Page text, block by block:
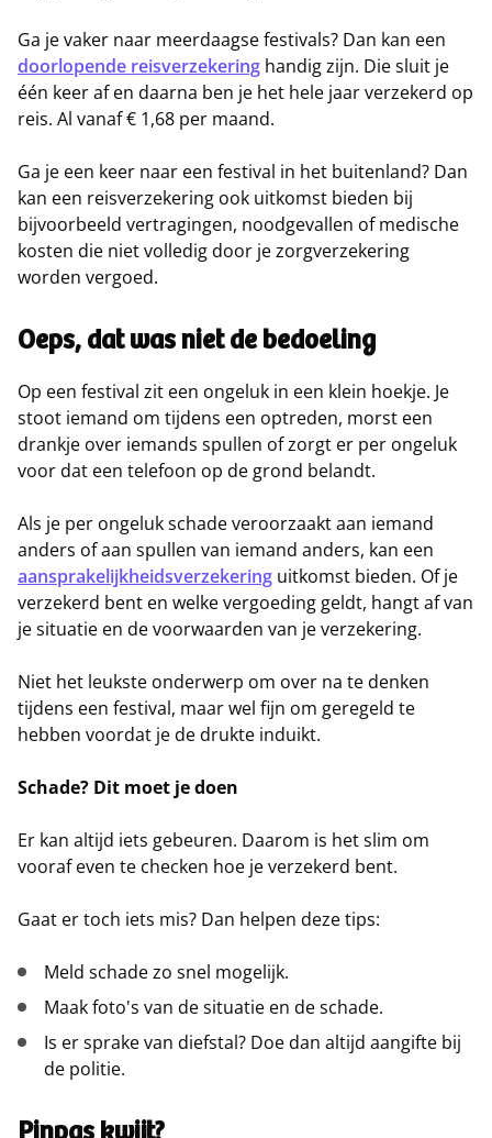
Ga je vaker naar meerdaagse festivals? Dan kan een
doorlopende reisverzekering handig zijn. Die sluit je
één keer af en daarna ben je het hele jaar verzekerd op
reis. Al vanaf € 1,68 per maand.
Ga je een keer naar een festival in het buitenland? Dan
kan een reisverzekering ook uitkomst bieden bij
bijvoorbeeld vertragingen, noodgevallen of medische
kosten die niet volledig door je zorgverzekering
worden vergoed.
Oeps, dat was niet de bedoeling
Op een festival zit een ongeluk in een klein hoekje. Je
stoot iemand om tijdens een optreden, morst een
drankje over iemands spullen of zorgt er per ongeluk
voor dat een telefoon op de grond belandt.
Als je per ongeluk schade veroorzaakt aan iemand
anders of aan spullen van iemand anders, kan een
aansprakelijkheidsverzekering uitkomst bieden. Of je
verzekerd bent en welke vergoeding geldt, hangt af van
je situatie en de voorwaarden van je verzekering.
Niet het leukste onderwerp om over na te denken
tijdens een festival, maar wel fijn om geregeld te
hebben voordat je de drukte induikt.
Schade? Dit moet je doen
Er kan altijd iets gebeuren. Daarom is het slim om
vooraf even te checken hoe je verzekerd bent.
Gaat er toch iets mis? Dan helpen deze tips:
Meld schade zo snel mogelijk.
Maak foto's van de situatie en de schade.
Is er sprake van diefstal? Doe dan altijd aangifte bij
de politie.